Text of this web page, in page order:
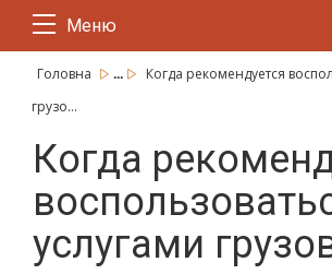
Меню
Головна ...
Когда рекомендуется
грузо...
Когда
услугами